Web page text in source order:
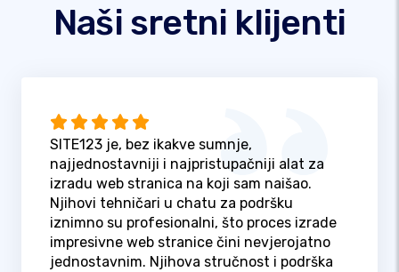
Naši sretni klijenti
SITE123 je, bez ikakve sumnje,
najjednostavniji i najpristupačniji alat za
izradu web stranica na koji sam naišao.
Njihovi tehničari u chatu za podršku
iznimno su profesionalni, što proces izrade
impresivne web stranice čini nevjerojatno
jednostavnim. Njihova stručnost i podrška